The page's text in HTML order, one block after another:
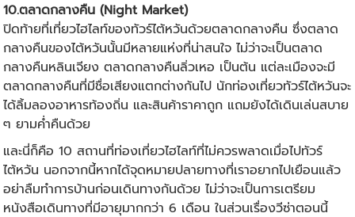
10.ตลาดกลางคืน (Night Market)
ปิดท้ายที่เที่ยวไฮไลท์ของทัวร์ไต้หวันด้วยตลาดกลางคืน ซึ่งตลาด
กลางคืนของไต้หวันนั้นมีหลายแห่งที่น่าสนใจ ไม่ว่าจะเป็นตลาด
กลางคืนหลินเจียง ตลาดกลางคืนลิ่วเหอ เป็นต้น แต่ละเมืองจะมี
ตลาดกลางคืนที่มีชื่อเสียงแตกต่างกันไป นักท่องเที่ยวทัวร์ไต้หวันจะ
ได้ลิ้มลองอาหารท้องถิ่น และสินค้าราคาถูก แถมยังได้เดินเล่นสบาย
ๆ ยามค่ำคืนด้วย
และนี่ก็คือ 10 สถานที่ท่องเที่ยวไฮไลท์ที่ไม่ควรพลาดเมื่อไปทัวร์
ไต้หวัน นอกจากนี้หากได้จุดหมายปลายทางที่เราอยากไปเยือนแล้ว
อย่าลืมทำการบ้านก่อนเดินทางกันด้วย ไม่ว่าจะเป็นการเตรียม
หนังสือเดินทางที่มีอายุมากกว่า 6 เดือน ในส่วนเรื่องวีซ่าตอนนี้